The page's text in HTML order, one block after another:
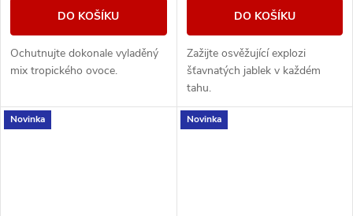
DO KOŠÍKU
Ochutnujte dokonale vyladěný
mix tropického ovoce.
DO KOŠÍKU
Zažijte osvěžující explozi
šťavnatých jablek v každém
tahu.
Novinka Novinka